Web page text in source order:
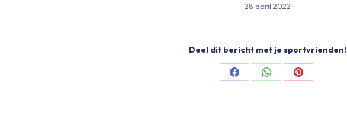
28 april 2022
Deel dit bericht met je sportvrienden!
Share
Share
Share